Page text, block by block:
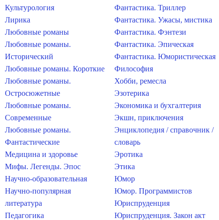
Культурология
Лирика
Любовные романы
Любовные романы.
Исторический
Любовные романы. Короткие
Любовные романы.
Остросюжетные
Любовные романы.
Современные
Любовные романы.
Фантастические
Медицина и здоровье
Мифы. Легенды. Эпос
Научно-образовательная
Научно-популярная
литература
Педагогика
Фантастика. Триллер
Фантастика. Ужасы, мистика
Фантастика. Фэнтези
Фантастика. Эпическая
Фантастика. Юмористическая
Философия
Хобби, ремесла
Эзотерика
Экономика и бухгалтерия
Экшн, приключения
Энциклопедия / справочник /
словарь
Эротика
Этика
Юмор
Юмор. Программистов
Юриспруденция
Юриспруденция. Закон акт